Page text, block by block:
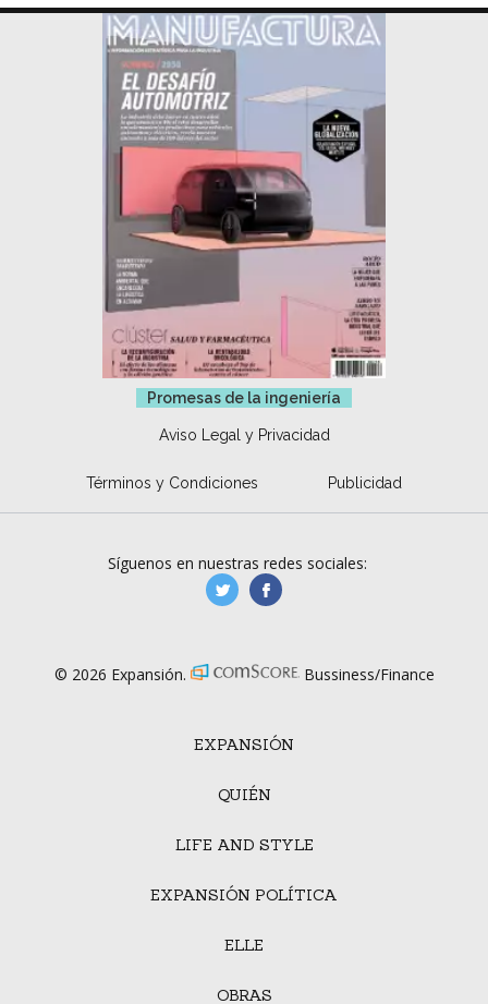
Promesas de la ingeniería
Aviso Legal y Privacidad
Términos y Condiciones Publicidad
EXPANSIÓN
QUIÉN
LIFE AND STYLE
EXPANSIÓN POLÍTICA
ELLE
OBRAS
Síguenos en nuestras redes sociales:
manufacturaGE
© 2026 Expansión. Bussiness/Finance